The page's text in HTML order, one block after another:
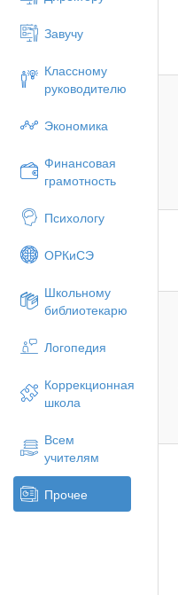
Завучу
Классному
руководителю
Экономика
Финансовая
грамотность
Психологу
ОРКиСЭ
Школьному
библиотекарю
Логопедия
Коррекционная
школа
Всем
учителям
Прочее